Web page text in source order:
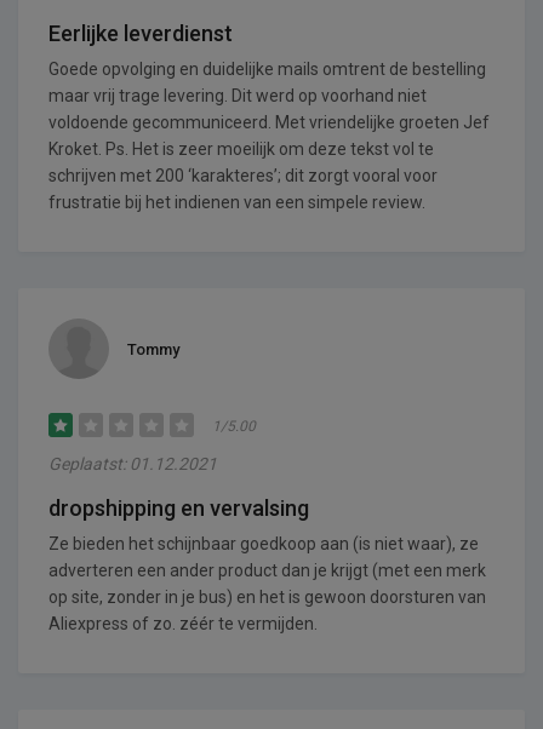
Eerlijke leverdienst
Goede opvolging en duidelijke mails omtrent de bestelling
maar vrij trage levering. Dit werd op voorhand niet
voldoende gecommuniceerd. Met vriendelijke groeten Jef
Kroket. Ps. Het is zeer moeilijk om deze tekst vol te
schrijven met 200 ‘karakteres’; dit zorgt vooral voor
frustratie bij het indienen van een simpele review.
Tommy
1/5.00
Geplaatst: 01.12.2021
dropshipping en vervalsing
Ze bieden het schijnbaar goedkoop aan (is niet waar), ze
adverteren een ander product dan je krijgt (met een merk
op site, zonder in je bus) en het is gewoon doorsturen van
Aliexpress of zo. zéér te vermijden.